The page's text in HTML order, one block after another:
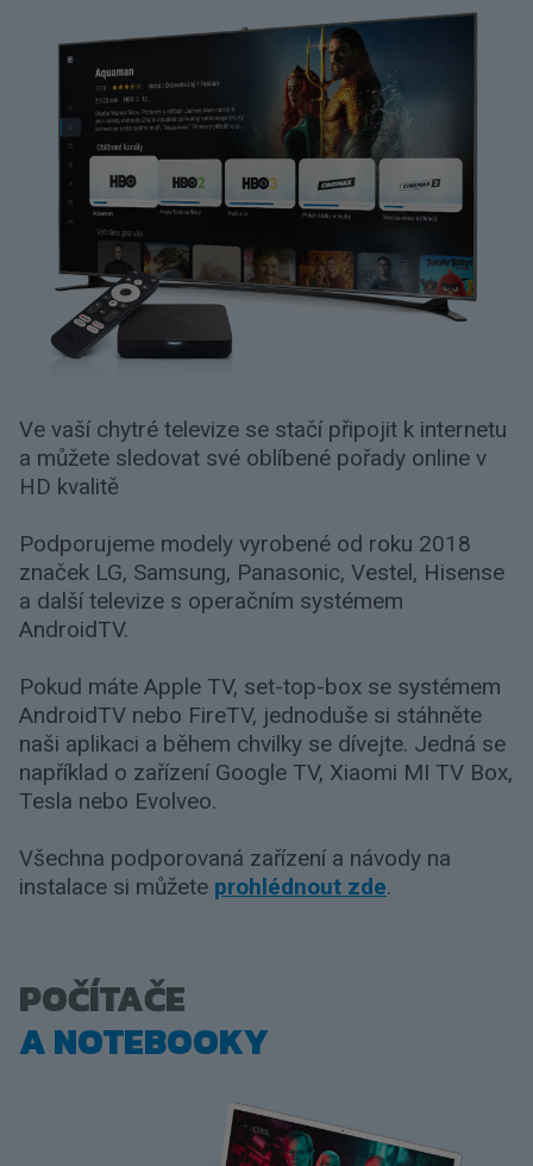
Ve vaší chytré televize se stačí připojit k internetu
a můžete sledovat své oblíbené pořady online v
HD kvalitě
Podporujeme modely vyrobené od roku 2018
značek LG, Samsung, Panasonic, Vestel, Hisense
a další televize s operačním systémem
AndroidTV.
Pokud máte Apple TV, set-top-box se systémem
AndroidTV nebo FireTV, jednoduše si stáhněte
naši aplikaci a během chvilky se dívejte. Jedná se
například o zařízení Google TV, Xiaomi MI TV Box,
Tesla nebo Evolveo.
Všechna podporovaná zařízení a návody na
instalace si můžete prohlédnout zde.
POČÍTAČE
A NOTEBOOKY